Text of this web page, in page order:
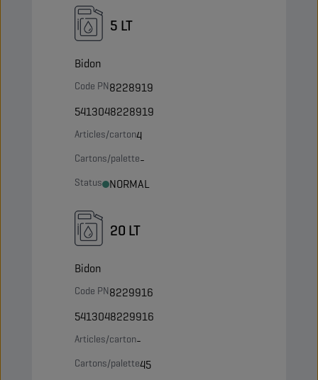
5 LT
Bidon
Code PN8228919
5413048228919
Articles/carton4
Cartons/palette-
Status NORMAL
20 LT
Bidon
Code PN8229916
5413048229916
Articles/carton-
Cartons/palette45